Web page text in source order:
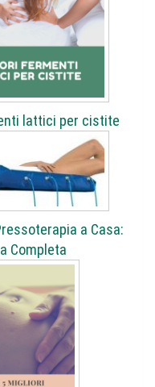
lattici per cistite
a Casa:
Completa